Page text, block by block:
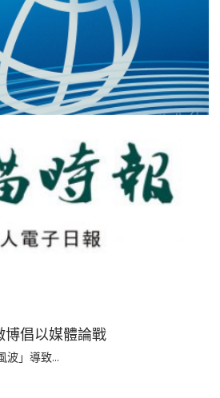
博倡以媒體論戰
波」導致...